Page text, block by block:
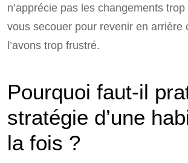
n’apprécie pas les changements
vous secouer pour revenir en arrière
l’avons trop frustré.
Pourquoi faut-il
stratégie d’une
la fois ?